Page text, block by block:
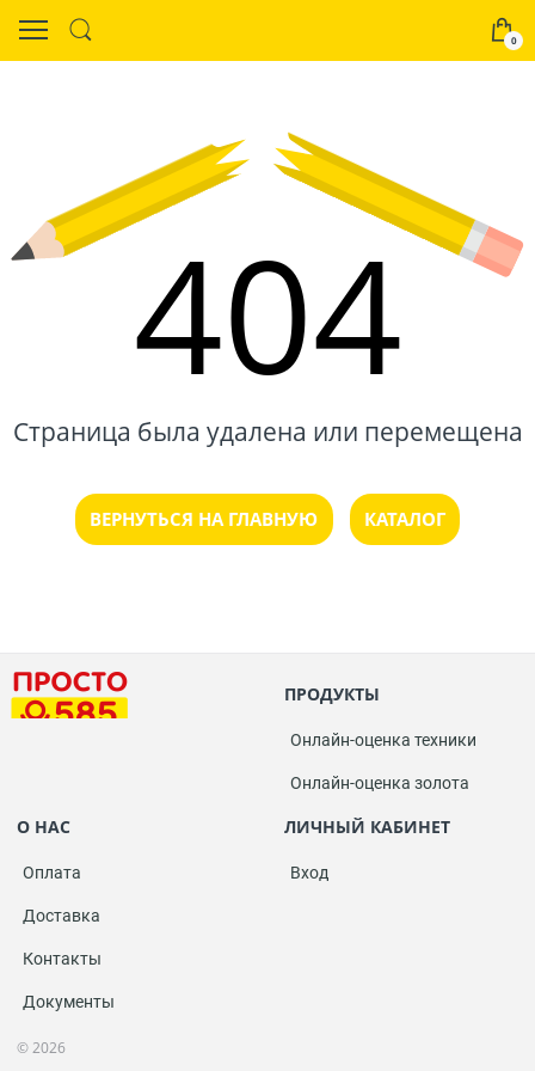
0
404
Страница была удалена или перемещена
ВЕРНУТЬСЯ НА ГЛАВНУЮ КАТАЛОГ
ПРОДУКТЫ
Онлайн-оценка техники
Онлайн-оценка золота
О НАС
Оплата
Доставка
Контакты
Документы
ЛИЧНЫЙ КАБИНЕТ
Вход
© 2026